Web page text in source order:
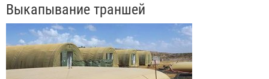
Выкапывание траншей